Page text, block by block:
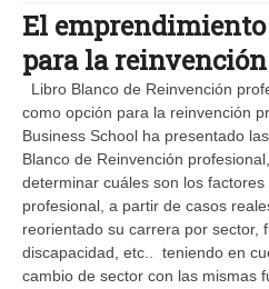
El
para la
Libro Blanco de Reinvención
como opción para la reinvención
Business School ha presentado
Blanco de Reinvención
determinar cuáles son los
profesional, a partir de casos
reorientado su carrera por sector,
discapacidad, etc.. teniendo en
cambio de sector con las mismas